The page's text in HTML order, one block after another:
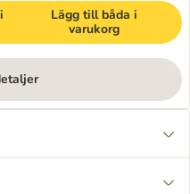
Lägg till båda i
varukorg